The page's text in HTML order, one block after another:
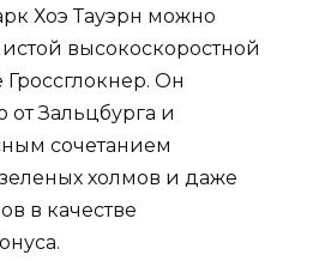
Хоэ Тауэрн можно
высокоскоростной
Он
от Зальцбурга и
сочетанием
холмов и даже
в качестве